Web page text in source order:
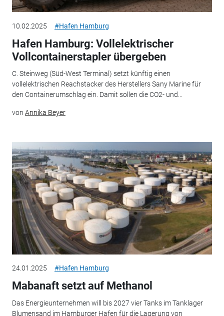
10.02.2025 #Hafen Hamburg
Hafen Hamburg: Vollelektrischer
Vollcontainerstapler übergeben
C. Steinweg (Süd-West Terminal) setzt künftig einen
vollelektrischen Reachstacker des Herstellers Sany Marine für
den Containerumschlag ein. Damit sollen die CO2- und...
von Annika Beyer
24.01.2025 #Hafen Hamburg
Mabanaft setzt auf Methanol
Das Energieunternehmen will bis 2027 vier Tanks im Tanklager
Blumensand im Hamburger Hafen für die Lagerung von